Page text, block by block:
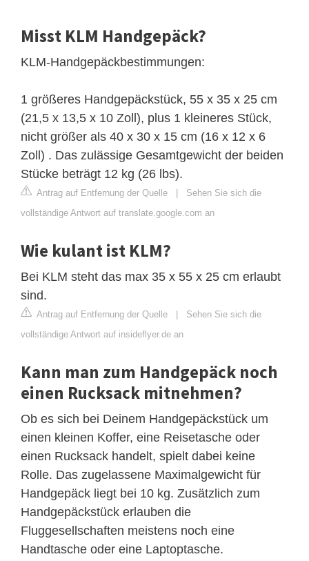
Misst KLM Handgepäck?
KLM-Handgepäckbestimmungen:
1 größeres Handgepäckstück, 55 x 35 x 25 cm
(21,5 x 13,5 x 10 Zoll), plus 1 kleineres Stück,
nicht größer als 40 x 30 x 15 cm (16 x 12 x 6
Zoll) . Das zulässige Gesamtgewicht der beiden
Stücke beträgt 12 kg (26 lbs).
Antrag auf Entfernung der Quelle | Sehen Sie sich die
vollständige Antwort auf translate.google.com an
Wie kulant ist KLM?
Bei KLM steht das max 35 x 55 x 25 cm erlaubt
sind.
Antrag auf Entfernung der Quelle | Sehen Sie sich die
vollständige Antwort auf insideflyer.de an
Kann man zum Handgepäck noch
einen Rucksack mitnehmen?
Ob es sich bei Deinem Handgepäckstück um
einen kleinen Koffer, eine Reisetasche oder
einen Rucksack handelt, spielt dabei keine
Rolle. Das zugelassene Maximalgewicht für
Handgepäck liegt bei 10 kg. Zusätzlich zum
Handgepäckstück erlauben die
Fluggesellschaften meistens noch eine
Handtasche oder eine Laptoptasche.